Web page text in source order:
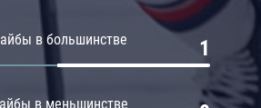
в большинстве 1
в меньшинстве